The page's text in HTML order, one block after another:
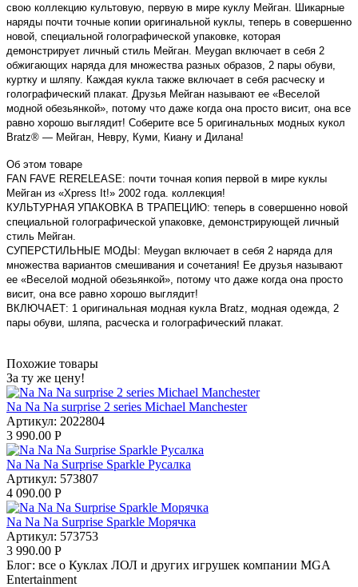
свою коллекцию культовую, первую в мире куклу Мейган. Шикарные
наряды почти точные копии оригинальной куклы, теперь в совершенно
новой, специальной голографической упаковке, которая
демонстрирует личный стиль Мейган. Meygan включает в себя 2
обжигающих наряда для множества разных образов, 2 пары обуви,
куртку и шляпу. Каждая кукла также включает в себя расческу и
голографический плакат. Друзья Мейган называют ее «Веселой
модной обезьянкой», потому что даже когда она просто висит, она все
равно хорошо выглядит! Соберите все 5 оригинальных модных кукол
Bratz® — Мейган, Невру, Куми, Киану и Дилана!
Об этом товаре
FAN FAVE RERELEASE: почти точная копия первой в мире куклы
Мейган из «Xpress It!» 2002 года. коллекция!
КУЛЬТУРНАЯ УПАКОВКА В ТРАПЕЦИЮ: теперь в совершенно новой
специальной голографической упаковке, демонстрирующей личный
стиль Мейган.
СУПЕРСТИЛЬНЫЕ МОДЫ: Meygan включает в себя 2 наряда для
множества вариантов смешивания и сочетания! Ее друзья называют
ее «Веселой модной обезьянкой», потому что даже когда она просто
висит, она все равно хорошо выглядит!
ВКЛЮЧАЕТ: 1 оригинальная модная кукла Bratz, модная одежда, 2
пары обуви, шляпа, расческа и голографический плакат.
Похожие товары
За ту же цену!
Na Na Na surprise 2 series Michael Manchester
Артикул: 2022804
3 990.00 Р
Na Na Na Surprise Sparkle Русалка
Артикул: 573807
4 090.00 Р
Na Na Na Surprise Sparkle Морячка
Артикул: 573753
3 990.00 Р
Блог: все о Куклах ЛОЛ и других игрушек компании MGA
Entertainment